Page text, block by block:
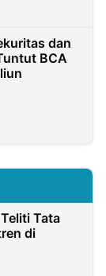
dan
BCA
Tata
di